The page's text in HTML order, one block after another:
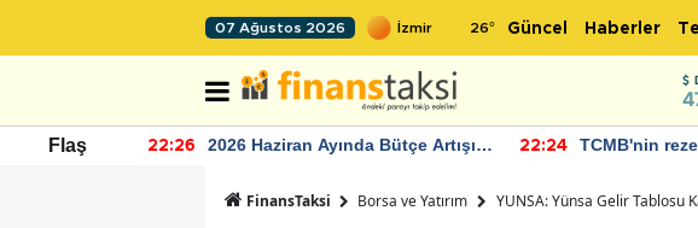
07 Ağustos 2026 26° Güncel Haberler
Flaş 22:26
2026 Haziran Ayında Bütçe Artışı
22:24
TCMB'nin
FinansTaksi Borsa ve Yatırım YUNSA: Yünsa Gelir Tablosu